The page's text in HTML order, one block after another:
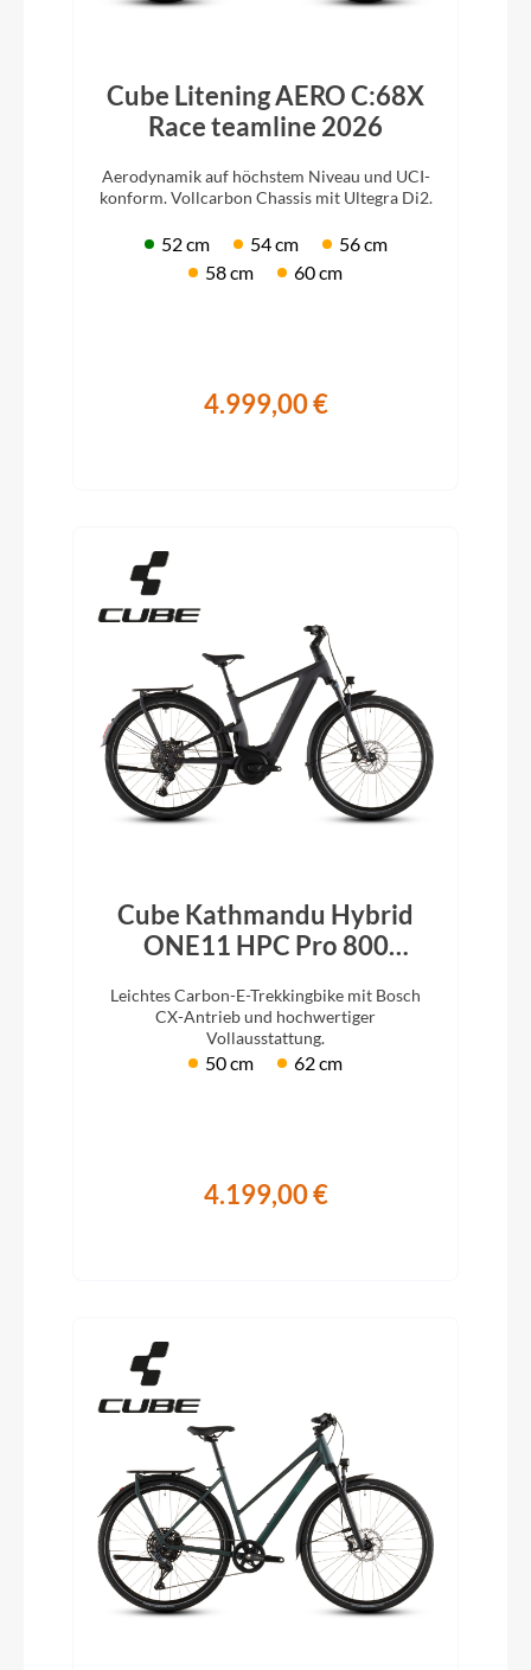
Cube Litening AERO C:68X
Race teamline 2026
Aerodynamik auf höchstem Niveau und UCI-
konform. Vollcarbon Chassis mit Ultegra Di2.
52 cm 54 cm
56 cm
58 cm
60 cm
4.999,00 €
Cube Kathmandu Hybrid
ONE11 HPC Pro 800
Leichtes Carbon-E-Trekkingbike mit Bosch
CX-Antrieb und hochwertiger
Vollausstattung.
50 cm 62 cm
4.199,00 €